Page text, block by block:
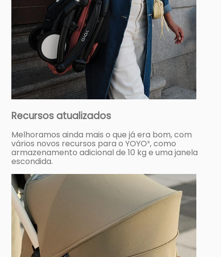
Recursos atualizados
Melhoramos ainda mais o que já era bom, com
vários novos recursos para o YOYO³, como
armazenamento adicional de 10 kg e uma janela
escondida.